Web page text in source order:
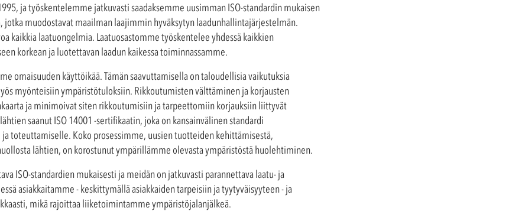
ja työskentelemme jatkuvasti saadaksemme uusimman ISO-standardin mukaisen
muodostavat maailman laajimmin hyväksytyn laadunhallintajärjestelmän.
kaikkia laatuongelmia. Laatuosastomme työskentelee yhdessä kaikkien
korkean ja luotettavan laadun kaikessa toiminnassamme.
omaisuuden käyttöikää. Tämän saavuttamisella on taloudellisia vaikutuksia
myönteisiin ympäristötuloksiin. Rikkoutumisten välttäminen ja korjausten
ja minimoivat siten rikkoutumisiin ja tarpeettomiin korjauksiin liittyvät
saanut ISO 14001 -sertifikaatin, joka on kansainvälinen standardi
toteuttamiselle. Koko prosessimme, uusien tuotteiden kehittämisestä,
lähtien, on korostunut ympärillämme olevasta ympäristöstä huolehtiminen.
ISO-standardien mukaisesti ja meidän on jatkuvasti parannettava laatu- ja
asiakkaitamme - keskittymällä asiakkaiden tarpeisiin ja tyytyväisyyteen - ja
mikä rajoittaa liiketoimintamme ympäristöjalanjälkeä.